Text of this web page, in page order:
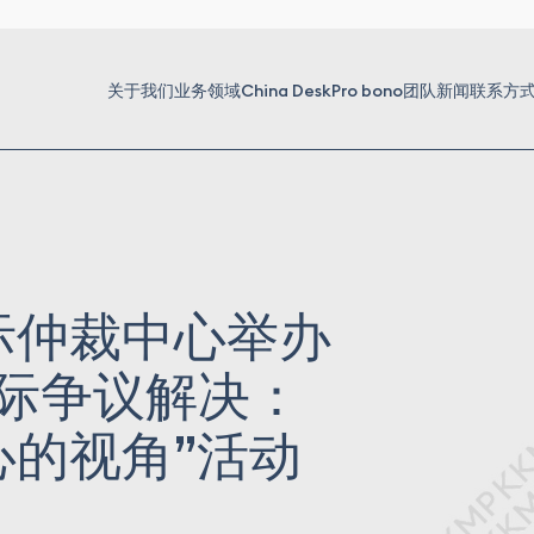
关于我们业务领域China DeskPro bono团队新闻联系方
裁中心举办
争议解决：
视角”活动